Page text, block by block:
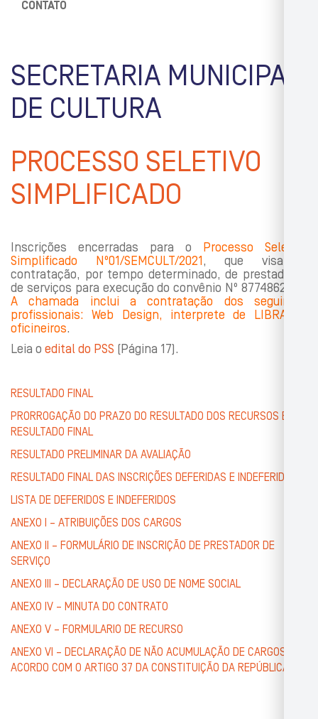
CONTATO
SECRETARIA MUNICIPAL
DE CULTURA
PROCESSO SELETIVO
SIMPLIFICADO
Inscrições encerradas para o Processo Seletivo
Simplificado Nº01/SEMCULT/2021, que visa a
contratação, por tempo determinado, de prestadores
de serviços para execução do convênio Nº 8774862018.
A chamada inclui a contratação dos seguintes
profissionais: Web Design, interprete de LIBRAS e
oficineiros.
Leia o edital do PSS (Página 17).
RESULTADO FINAL
PRORROGAÇÃO DO PRAZO DO RESULTADO DOS RECURSOS E
RESULTADO FINAL
RESULTADO PRELIMINAR DA AVALIAÇÃO
RESULTADO FINAL DAS INSCRIÇÕES DEFERIDAS E INDEFERIDAS
LISTA DE DEFERIDOS E INDEFERIDOS
ANEXO I – ATRIBUIÇÕES DOS CARGOS
ANEXO II – FORMULÁRIO DE INSCRIÇÃO DE PRESTADOR DE
SERVIÇO
ANEXO III – DECLARAÇÃO DE USO DE NOME SOCIAL
ANEXO IV – MINUTA DO CONTRATO
ANEXO V – FORMULARIO DE RECURSO
ANEXO VI – DECLARAÇÃO DE NÃO ACUMULAÇÃO DE CARGOS DE
ACORDO COM O ARTIGO 37 DA CONSTITUIÇÃO DA REPÚBLICA